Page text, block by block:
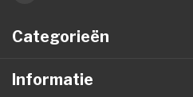
Categorieën
Informatie